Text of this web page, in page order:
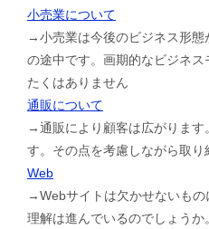
小売業について
→小売業は今後のビジネス形態
の途中です。画期的なビジネ
たくはありません
通販について
→通販により顧客は広がります
す。その点を考慮しながら取り
Web
→Webサイトは欠かせないも
理解は進んでいるのでしょう